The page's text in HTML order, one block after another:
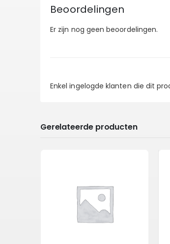
Beoordelingen
Er zijn nog geen beoordelingen.
Enkel ingelogde klanten die dit
Gerelateerde producten